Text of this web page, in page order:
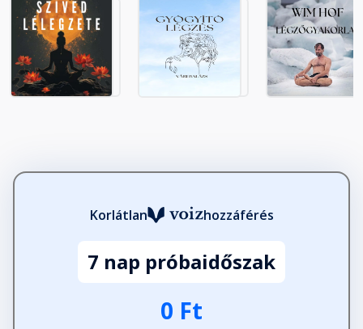
Korlátlan hozzáférés
7 nap próbaidőszak
0 Ft